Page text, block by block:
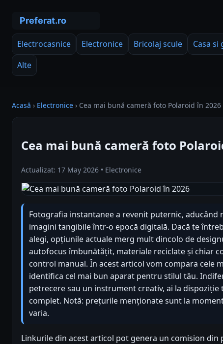
Electrocasnice Electronice Bricolaj scule Casa si
Alte
Acasă › Electronice › Cea mai bună cameră foto Polaroid în 2026
Cea mai bună cameră foto
Actualizat: 17 May 2026 • Electronice
Fotografia instantanee a revenit puternic, aducând
imagini tangibile într-o epocă digitală. Dacă te
alegi, opțiunile actuale merg mult dincolo de
autofocus îmbunătățit, materiale reciclate și chiar
control manual. În acest articol vom compara cele
identifica cel mai bun aparat pentru stilul tău.
petrecere sau un instrument creativ, ai la
complet. Notă: prețurile menționate sunt la
varia.
Linkurile din acest articol pot genera un comision din